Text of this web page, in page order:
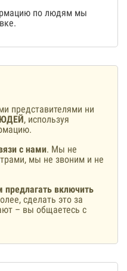
по людям мы
представителями ни
, используя
с нами. Мы не
мы не звоним и не
включить
сделать это за
– вы общаетесь с